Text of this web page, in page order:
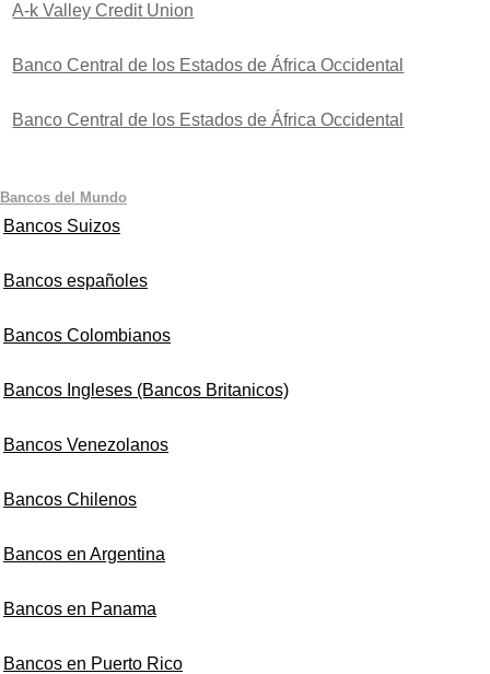
A-k Valley Credit Union
Banco Central de los Estados de África Occidental
Banco Central de los Estados de África Occidental
Bancos del Mundo
Bancos Suizos
Bancos españoles
Bancos Colombianos
Bancos Ingleses (Bancos Britanicos)
Bancos Venezolanos
Bancos Chilenos
Bancos en Argentina
Bancos en Panama
Bancos en Puerto Rico